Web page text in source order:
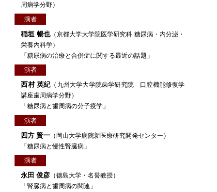
周病学分野）
演者
稲垣 暢也（京都大学大学院医学研究科 糖尿病・内分泌・
栄養内科学）
「糖尿病の治療と合併症に関する最近の話題」
演者
西村 英紀（九州大学大学院歯学研究院 口腔機能修復学
講座歯周病学分野）
「糖尿病と歯周病の分子疫学」
演者
四方 賢一 （岡山大学病院新医療研究開発センター）
「糖尿病と慢性腎臓病」
演者
永田 俊彦 （徳島大学・名誉教授）
「腎臓病と歯周病の関連」